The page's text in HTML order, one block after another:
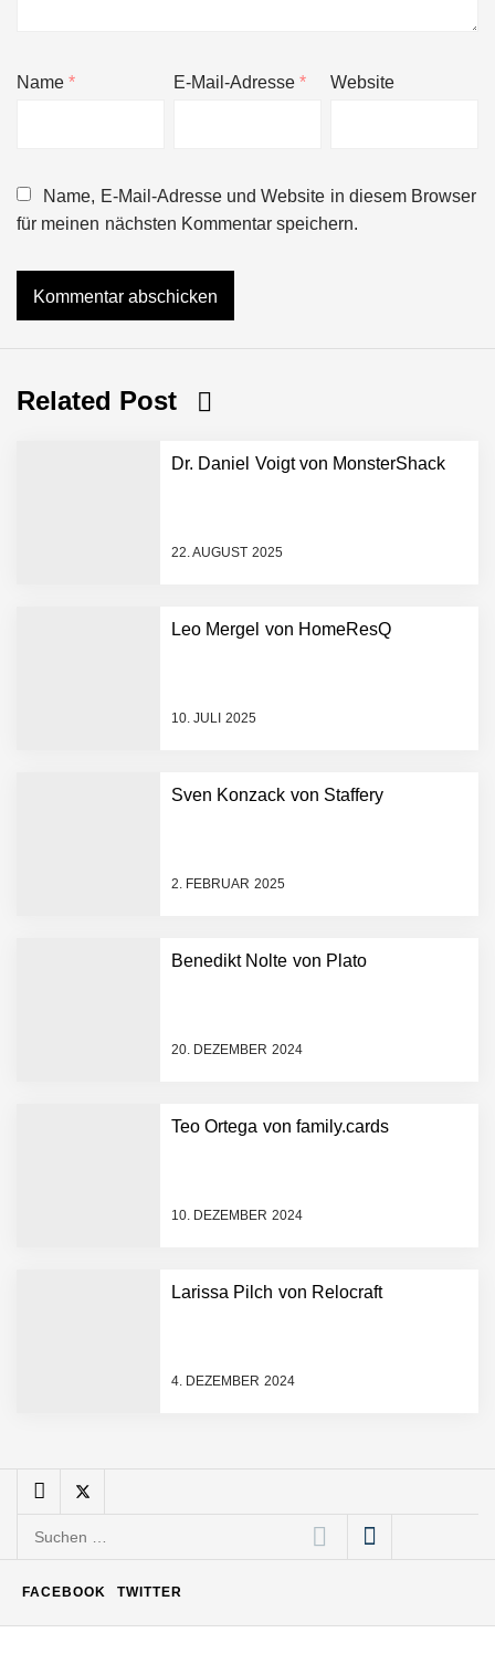
Name* E-Mail-Adresse* Website
Name, E-Mail-Adresse und Website in diesem Browser
für meinen nächsten Kommentar speichern.
Related Post
Dr. Daniel Voigt von MonsterShack
22. AUGUST 2025
Leo Mergel von HomeResQ
10. JULI 2025
Sven Konzack von Staffery
2. FEBRUAR 2025
Benedikt Nolte von Plato
20. DEZEMBER 2024
Teo Ortega von family.cards
10. DEZEMBER 2024
Larissa Pilch von Relocraft
4. DEZEMBER 2024
PropTech-Startup baut
AI Health-Tech Startup
Gesundheitsnotstand zu
KI das Gesundheitswesen
verändert
bcause Spenden neu
MonsterShack
MonsterShack: Lasst uns
Kinder spielerisch und
Novumstate übernimmt
Suchen
FACEBOOK TWITTER